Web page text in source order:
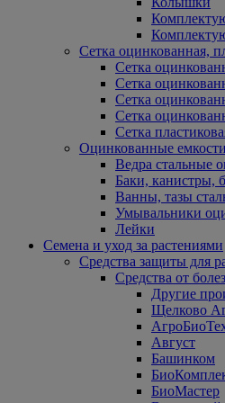
Сетка оцинкованная,
Сетка
Сетка
Сетка
Сетка
Сетка
Оцинкованные емкости
Ведра стальные
Баки, канистры,
Ванны, тазы
Умывальники
Лейки
Семена и уход за растениями
Средства защиты для
Средства от
Другие
Щелково
Август
Башинком
БиоМастер